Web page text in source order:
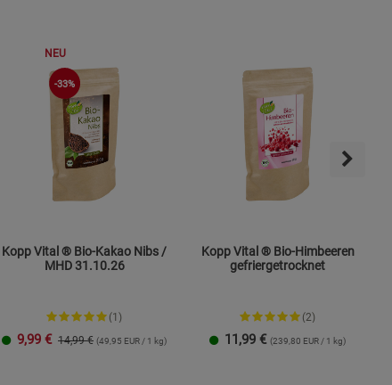
NEU
-33%
Kopp Vital ® Bio-Kakao Nibs /
MHD 31.10.26
(1)
9,99 € 14,99 € (49,95 EUR / 1 kg)
Kopp Vital ® Bio-Himbeeren
gefriergetrocknet
(2)
11,99 € (239,80 EUR / 1 kg)